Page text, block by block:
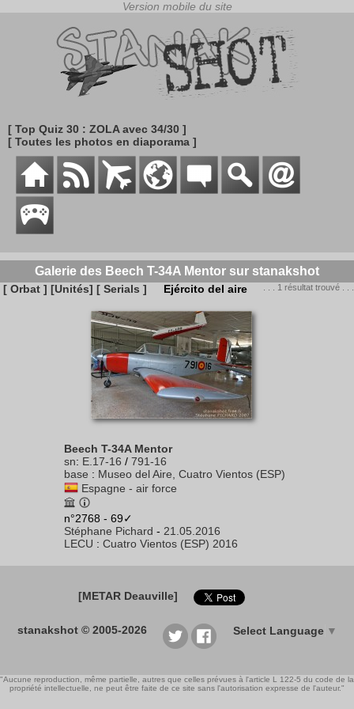
[ Top Quiz 30 : ZOLA avec 34/30 ]
[ Toutes les photos en diaporama ]
Galerie des Beech T-34A Mentor sur stanakshot
[ Orbat ] [Unités] [ Serials ] Ejército del aire . . . 1 résultat trouvé . . .
Beech T-34A Mentor
sn: E.17-16 / 791-16
base : Museo del Aire, Cuatro Vientos (ESP)
Espagne - air force
n°2768 - 69✓
Stéphane Pichard - 21.05.2016
LECU : Cuatro Vientos (ESP) 2016
[METAR Deauville]
stanakshot © 2005-2026 Select Language ▼
"Aucune reproduction, même partielle, autres que celles prévues à l'article L 122-5 du code de la
propriété intellectuelle, ne peut être faite de ce site sans l'autorisation expresse de l'auteur."